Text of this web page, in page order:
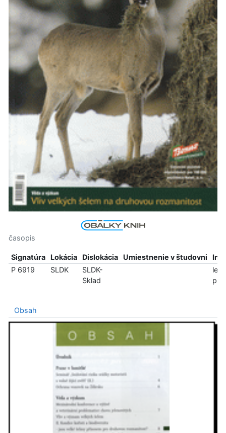
časopis
Signatúra Lokácia Dislokácia Umiestnenie v študovni
Info
P 6919
SLDK
SLDK-
Sklad
len
Obsah